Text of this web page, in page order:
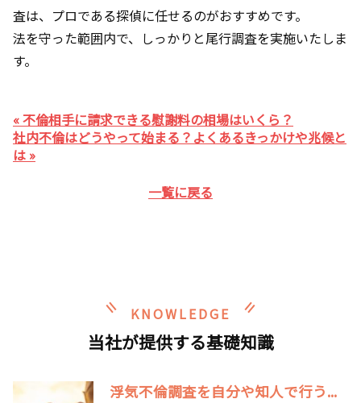
査は、プロである探偵に任せるのがおすすめです。
法を守った範囲内で、しっかりと尾行調査を実施いたしま
す。
« 不倫相手に請求できる慰謝料の相場はいくら？
社内不倫はどうやって始まる？よくあるきっかけや兆候と
は »
一覧に戻る
KNOWLEDGE
当社が提供する基礎知識
浮気不倫調査を自分や知人で行う...